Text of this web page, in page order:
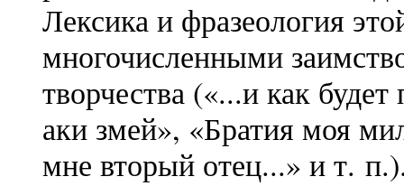
Лексика и фразеология
многочисленными
творчества («...и как
аки змей», «Братия моя
мне вторый отец...» и т.